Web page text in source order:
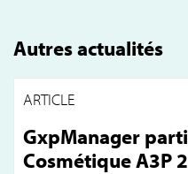
Autres actualités
ARTICLE
GxpManager
Cosmétique A3P